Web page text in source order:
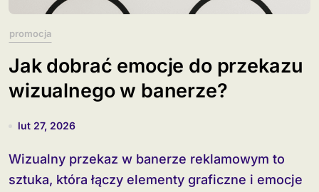
promocja
Jak dobrać emocje do przekazu
wizualnego w banerze?
lut 27, 2026
Wizualny przekaz w banerze reklamowym to
sztuka, która łączy elementy graficzne i emocje